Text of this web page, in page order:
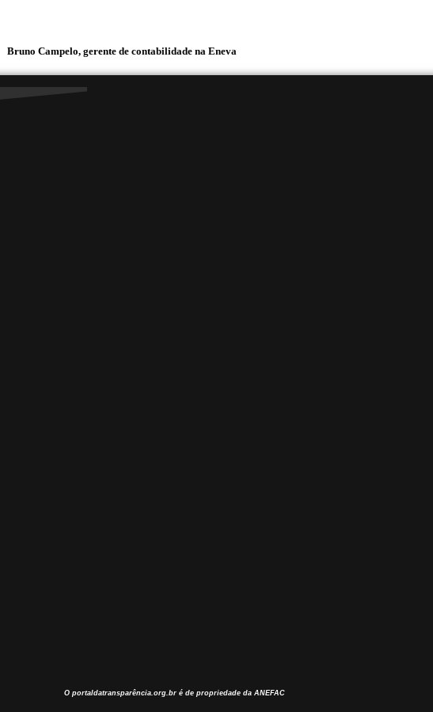
gerente de contabilidade na Eneva
Oportaldatransparência.org.br é de propriedade da ANEFAC